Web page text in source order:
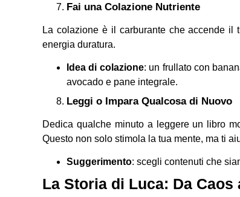
Fai una Colazione Nutriente
La colazione è il carburante che accende
energia duratura.
Idea di colazione: un frullato con
avocado e pane integrale.
Leggi o Impara Qualcosa di Nuovo
Dedica qualche minuto a leggere un libro
Questo non solo stimola la tua mente, ma ti
Suggerimento: scegli contenuti che
La Storia di Luca: Da Caos